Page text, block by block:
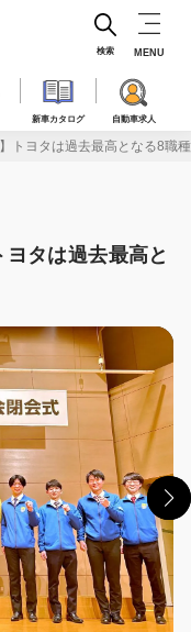
新車カタログ 自動車求人
検索 MENU
トヨタは過去最高となる8職
ヨタは過去最高と